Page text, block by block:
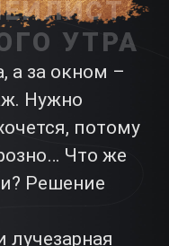
УТРА
а за окном –
Нужно
потому
Что же
Решение
лучезарная